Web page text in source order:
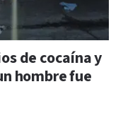
de cocaína y
hombre fue